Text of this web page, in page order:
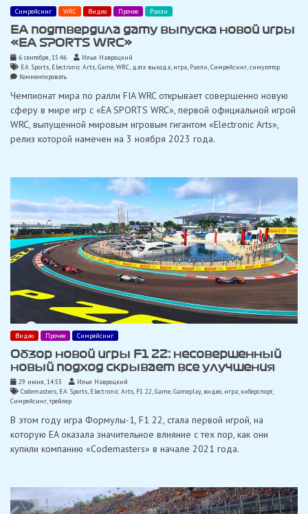
Симрейсинг WRC Видео Прочее Ралли
EA подтвердила дату выпуска новой игры
«EA SPORTS WRC»
6 сентября, 15:46
Илья Навроцкий
EA Sports, Electronic Arts,Game,WRC, дата выхода, игра, Ралли,Симрейсинг,симулятор
Комментироватьon
подтвердила
выпуска
новой
игры
«EA
Чемпионат мира по ралли FIA WRC открывает совершенно новую
сферу в мире игр с «EA SPORTS WRC», первой официальной игрой
WRC, выпущенной мировым игровым гигантом «Electronic Arts»,
релиз которой намечен на 3 ноября 2023 года.
Видео Прочее Симрейсинг
Обзор новой игры F1 22: несовершенный
новый подход скрывает все улучшения
29 июня, 14:53
Илья Навроцкий
Codemasters, EA Sports, Electronic Arts, F1 22,Game,Gameplay, видео, игра, киберспорт,
Симрейсинг,трейлер
В этом году игра Формулы-1, F1 22, стала первой игрой, на
которую EA оказала значительное влияние с тех пор, как они
купили компанию «Codemasters» в начале 2021 года.